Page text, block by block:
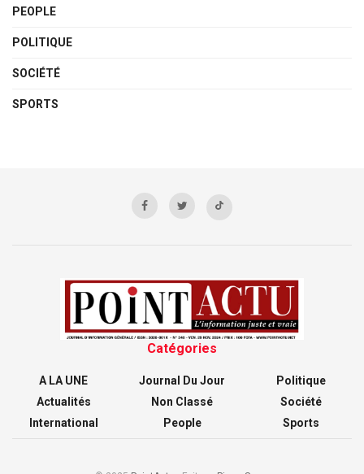
PEOPLE
POLITIQUE
SOCIÉTÉ
SPORTS
Catégories
A LA UNE
Actualités
International
Journal Du Jour
Non Classé
People
Politique
Société
Sports